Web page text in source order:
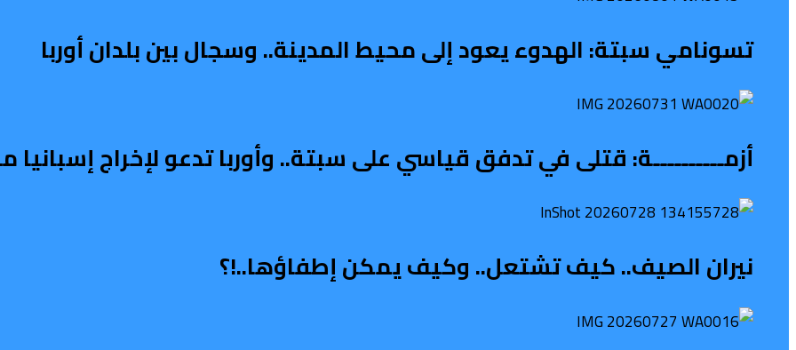
تسونامي سبتة: الهدوء يعود إلى محيط المدينة.. وسجال بين بلدان أوربا
أزمــــــــــة: قتلى في تدفق قياسي على سبتة.. وأوربا تدعو لإخراج
نيران الصيف.. كيف تشتعل.. وكيف يمكن إطفاؤها..!؟